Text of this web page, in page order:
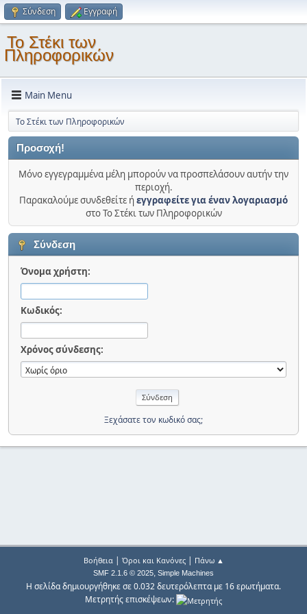
Σύνδεση Εγγραφή
Το Στέκι των
Πληροφορικών
Main Menu
Το Στέκι των Πληροφορικών
Προσοχή!
Μόνο εγγεγραμμένα μέλη μπορούν να προσπελάσουν αυτήν την
περιοχή.
Παρακαλούμε συνδεθείτε ήεγγραφείτε για έναν λογαριασμό
στο Το Στέκι των Πληροφορικών
Σύνδεση
Όνομα χρήστη:
Κωδικός:
Χρόνος σύνδεσης:
Ξεχάσατε τον κωδικό σας;
Βοήθεια| Όροι και Κανόνες| Πάνω ▲
SMF 2.1.6 © 2025, Simple Machines
Η σελίδα δημιουργήθηκε σε 0.032 δευτερόλεπτα με 16 ερωτήματα.
Μετρητής επισκέψεων: